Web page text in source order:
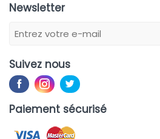
Newsletter
Suivez nous
Paiement sécurisé